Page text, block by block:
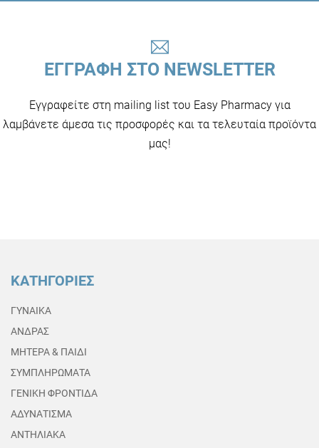
ΕΓΓΡΑΦΗ ΣΤΟ NEWSLETTER
Εγγραφείτε στη mailing list του Easy Pharmacy για
λαμβάνετε άμεσα τις προσφορές και τα τελευταία προϊόντα
μας!
ΚΑΤΗΓΟΡΙΕΣ
ΓΥΝΑΙΚΑ
ΑΝΔΡΑΣ
ΜΗΤΕΡΑ & ΠΑΙΔΙ
ΣΥΜΠΛΗΡΩΜΑΤΑ
ΓΕΝΙΚΗ ΦΡΟΝΤΙΔΑ
ΑΔΥΝΑΤΙΣΜΑ
ΑΝΤΗΛΙΑΚΑ